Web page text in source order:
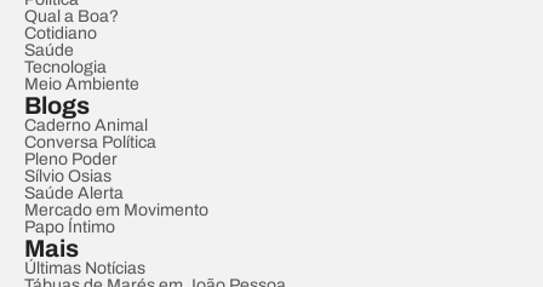
Qual a Boa?
Cotidiano
Saúde
Tecnologia
Meio Ambiente
Blogs
Caderno Animal
Conversa Política
Pleno Poder
Sílvio Osias
Saúde Alerta
Mercado em Movimento
Papo Íntimo
Mais
Últimas Notícias